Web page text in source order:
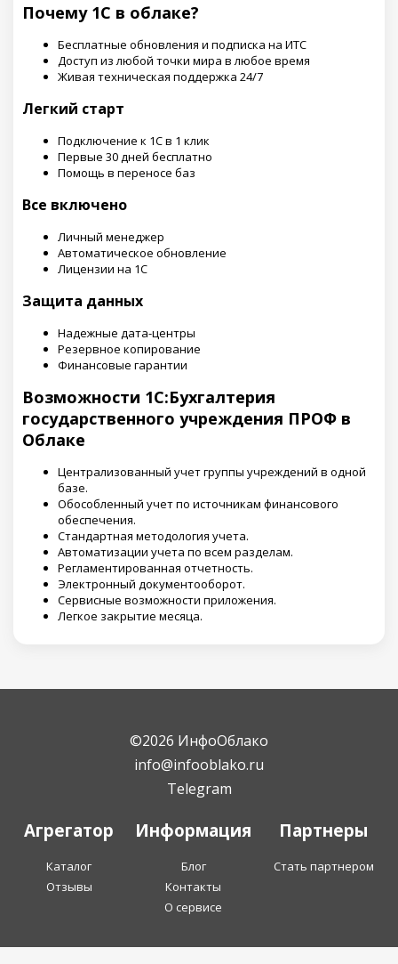
Почему 1С в облаке?
Бесплатные обновления и подписка на ИТС
Доступ из любой точки мира в любое время
Живая техническая поддержка 24/7
Легкий старт
Подключение к 1С в 1 клик
Первые 30 дней бесплатно
Помощь в переносе баз
Все включено
Личный менеджер
Автоматическое обновление
Лицензии на 1С
Защита данных
Надежные дата-центры
Резервное копирование
Финансовые гарантии
Возможности 1С:Бухгалтерия
государственного учреждения ПРОФ в
Облаке
Централизованный учет группы учреждений в одной
базе.
Обособленный учет по источникам финансового
обеспечения.
Стандартная методология учета.
Автоматизации учета по всем разделам.
Регламентированная отчетность.
Электронный документооборот.
Сервисные возможности приложения.
Легкое закрытие месяца.
Агрегатор
Каталог
Отзывы
Информация
Блог
Контакты
О сервисе
Партнеры
Стать партнером
©2026 ИнфоОблако
info@infooblako.ru
Telegram